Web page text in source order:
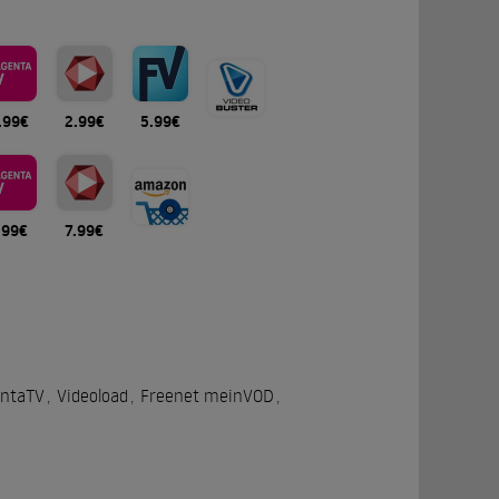
2.99€ 5.99€
7.99€
, Videoload , Freenet meinVOD ,